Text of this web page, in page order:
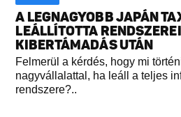
A LEGNAGYOBB JAPÁN
LEÁLLÍTOTTA
KIBERTÁMADÁS UTÁN
Felmerül a kérdés, hogy mi
nagyvállalattal, ha leáll a teljes
rendszere?..